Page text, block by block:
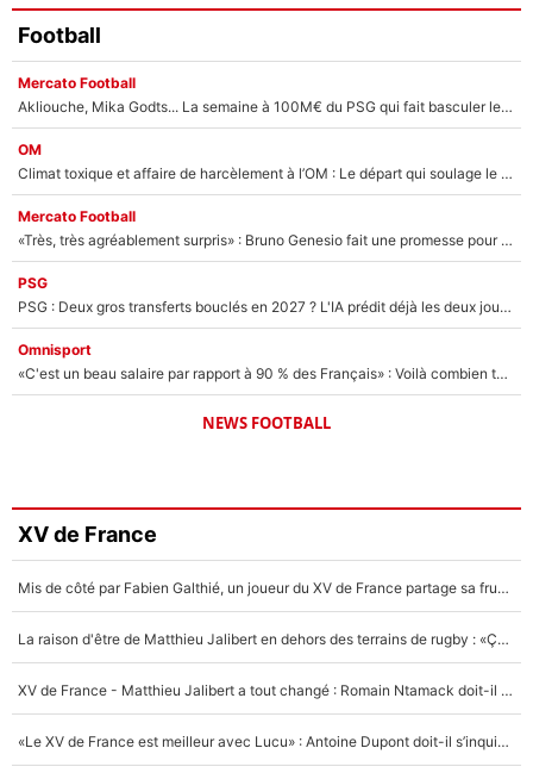
Football
Mercato Football
Akliouche, Mika Godts... La semaine à 100M€ du PSG qui fait basculer le mercato du PSG !
OM
Climat toxique et affaire de harcèlement à l’OM : Le départ qui soulage le vestiaire de Bruno Genesio
Mercato Football
«Très, très agréablement surpris» : Bruno Genesio fait une promesse pour la suite du mercato de l’OM et rassure les supporters
PSG
PSG : Deux gros transferts bouclés en 2027 ? L'IA prédit déjà les deux joueurs qui pourraient rejoindre Luis Enrique !
Omnisport
«C'est un beau salaire par rapport à 90 % des Français» : Voilà combien touchait Nelson Monfort sur France Télévisions avant de rejoindre CNews
NEWS FOOTBALL
XV de France
Mis de côté par Fabien Galthié, un joueur du XV de France partage sa frustration : «ils ne me l’ont pas dit tout de suite»
La raison d'être de Matthieu Jalibert en dehors des terrains de rugby : «Ça m'atteint autant que si tu touches à un membre de ma famille»
XV de France - Matthieu Jalibert a tout changé : Romain Ntamack doit-il s’inquiéter pour sa place à un an de la Coupe du monde ?
«Le XV de France est meilleur avec Lucu» : Antoine Dupont doit-il s’inquiéter pour sa place ?